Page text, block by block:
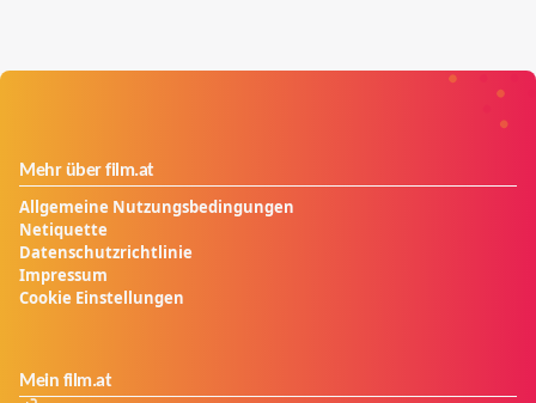
Mehr über film.at
Allgemeine Nutzungsbedingungen
Netiquette
Datenschutzrichtlinie
Impressum
Cookie Einstellungen
Mein film.at